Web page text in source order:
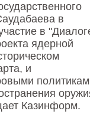
в
в
ядерной
и
Казинформ.